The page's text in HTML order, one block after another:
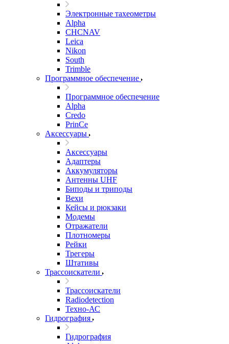
Электронные тахеометры
Alpha
CHCNAV
Leica
Nikon
South
Trimble
Программное обеспечение
Программное обеспечение
Alpha
Credo
PrinCe
Аксессуары
Аксессуары
Адаптеры
Аккумуляторы
Антенны UHF
Биподы и триподы
Вехи
Кейсы и рюкзаки
Модемы
Отражатели
Плотномеры
Рейки
Трегеры
Штативы
Трассоискатели
Трассоискатели
Radiodetection
Техно-АС
Гидрография
Гидрография